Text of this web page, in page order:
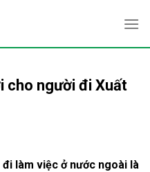
cho người đi Xuất
làm việc ở nước ngoài là